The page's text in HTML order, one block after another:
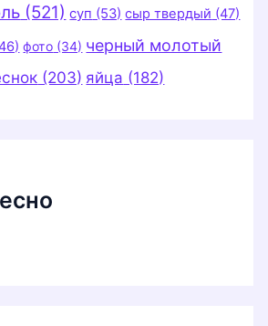
(521) суп (53) сыр твердый (47)
фото (34) черный молотый
(203) яйца (182)